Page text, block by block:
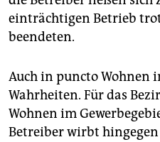
einträchtigen Betrieb
beendeten.
Auch in puncto Wohnen
Wahrheiten. Für das
Wohnen im
Betreiber wirbt